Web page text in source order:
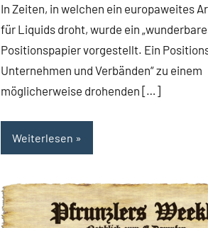
In Zeiten, in welchen ein europaweites
für Liquids droht, wurde ein
Positionspapier vorgestellt. Ein
Unternehmen und Verbänden“ zu einem
möglicherweise drohenden […]
Weiterlesen